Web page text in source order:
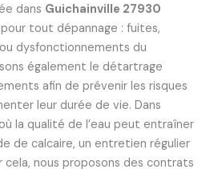
dans Guichainville 27930
tout dépannage : fuites,
dysfonctionnements du
également le détartrage
afin de prévenir les risques
leur durée de vie. Dans
la qualité de l’eau peut entraîner
de calcaire, un entretien régulier
cela, nous proposons des contrats